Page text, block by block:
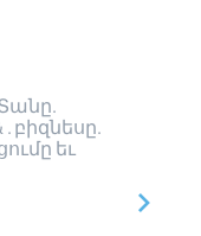
. բիզնեսը.
եւ